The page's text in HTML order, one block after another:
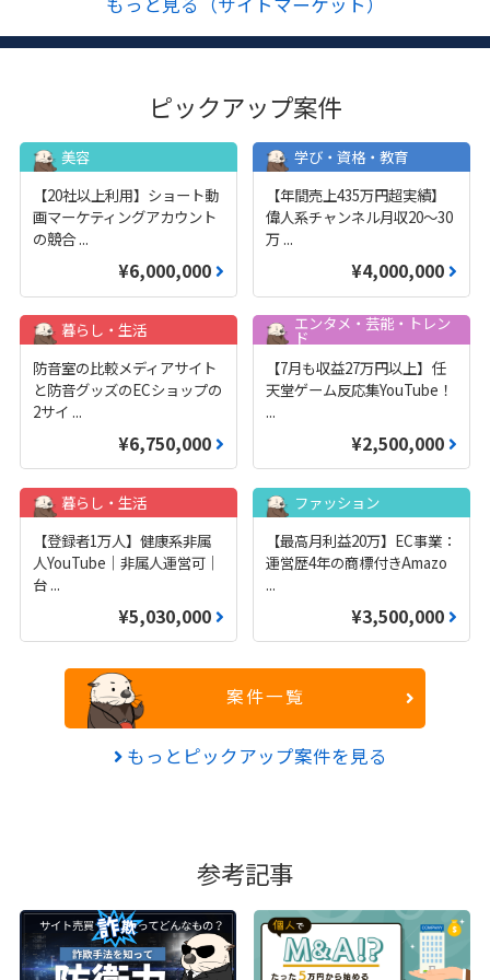
ピックアップ案件
美容
【20社以上利用】ショート動
画マーケティングアカウント
の競合...
¥6,000,000
学び・資格・教育
【年間売上435万円超実績】
偉人系チャンネル月収20～30
万 ...
¥4,000,000
暮らし・生活
防音室の比較メディアサイト
と防音グッズのECショップの
2サイ ...
¥6,750,000
エンタメ・芸能・トレン
ド
【7月も収益27万円以上】任
天堂ゲーム反応集YouTube！
...
¥2,500,000
暮らし・生活
【登録者1万人】健康系非属
人YouTube｜非属人運営可｜
台 ...
¥5,030,000
ファッション
【最高月利益20万】EC事業：
運営歴4年の商標付きAmazo
...
¥3,500,000
案件一覧
もっとピックアップ案件を見る
参考記事